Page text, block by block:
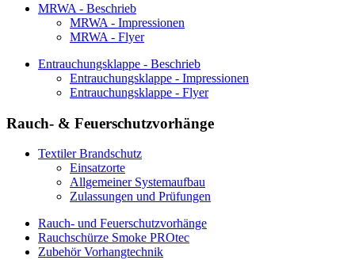
MRWA - Beschrieb
MRWA - Impressionen
MRWA - Flyer
Entrauchungsklappe - Beschrieb
Entrauchungsklappe - Impressionen
Entrauchungsklappe - Flyer
Rauch- & Feuerschutzvorhänge
Textiler Brandschutz
Einsatzorte
Allgemeiner Systemaufbau
Zulassungen und Prüfungen
Rauch- und Feuerschutzvorhänge
Rauchschürze Smoke PROtec
Zubehör Vorhangtechnik